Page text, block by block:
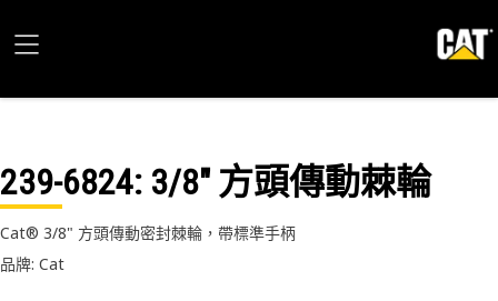
239-6824: 3/8" 方頭傳動棘輪
Cat® 3/8" 方頭傳動密封棘輪，帶標準手柄
品牌: Cat